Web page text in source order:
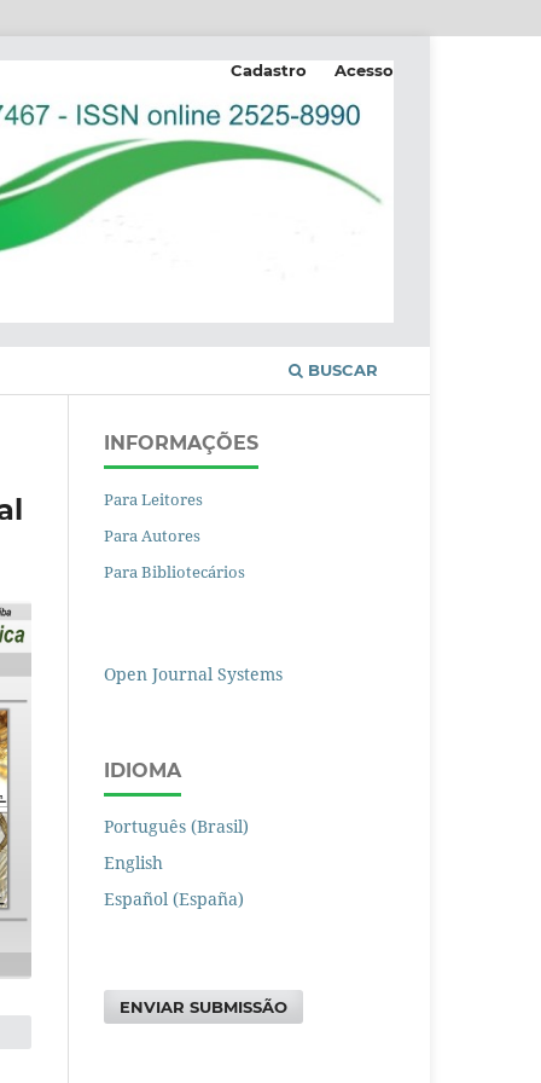
BUSCAR
Cadastro Acesso
INFORMAÇÕES
Para Leitores
Para Autores
Para Bibliotecários
Open Journal Systems
IDIOMA
Português (Brasil)
English
Español (España)
ENVIAR SUBMISSÃO